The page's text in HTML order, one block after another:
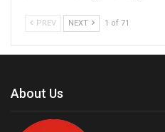
PREV NEXT 1 of 71
About Us